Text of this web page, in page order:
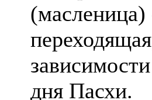
(масленица)
дня Пасхи.